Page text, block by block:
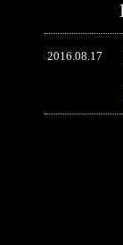
2016.08.17